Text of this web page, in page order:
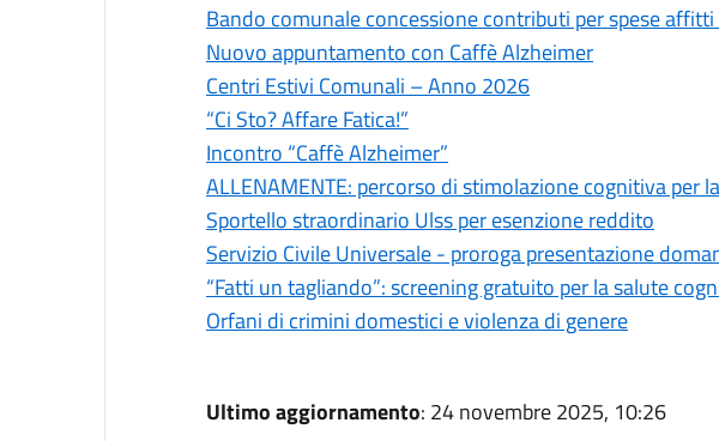
Bando comunale concessione contributi per spese
Nuovo appuntamento con Caffè Alzheimer
Centri Estivi Comunali – Anno 2026
“Ci Sto? Affare Fatica!”
Incontro “Caffè Alzheimer”
ALLENAMENTE: percorso di stimolazione cognitiva per
Sportello straordinario Ulss per esenzione reddito
Servizio Civile Universale - proroga presentazione
“Fatti un tagliando”: screening gratuito per la salute
Orfani di crimini domestici e violenza di genere
Ultimo aggiornamento: 24 novembre 2025, 10:26